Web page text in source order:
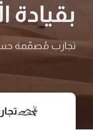
بقيادة
تجارب مُصمّمة